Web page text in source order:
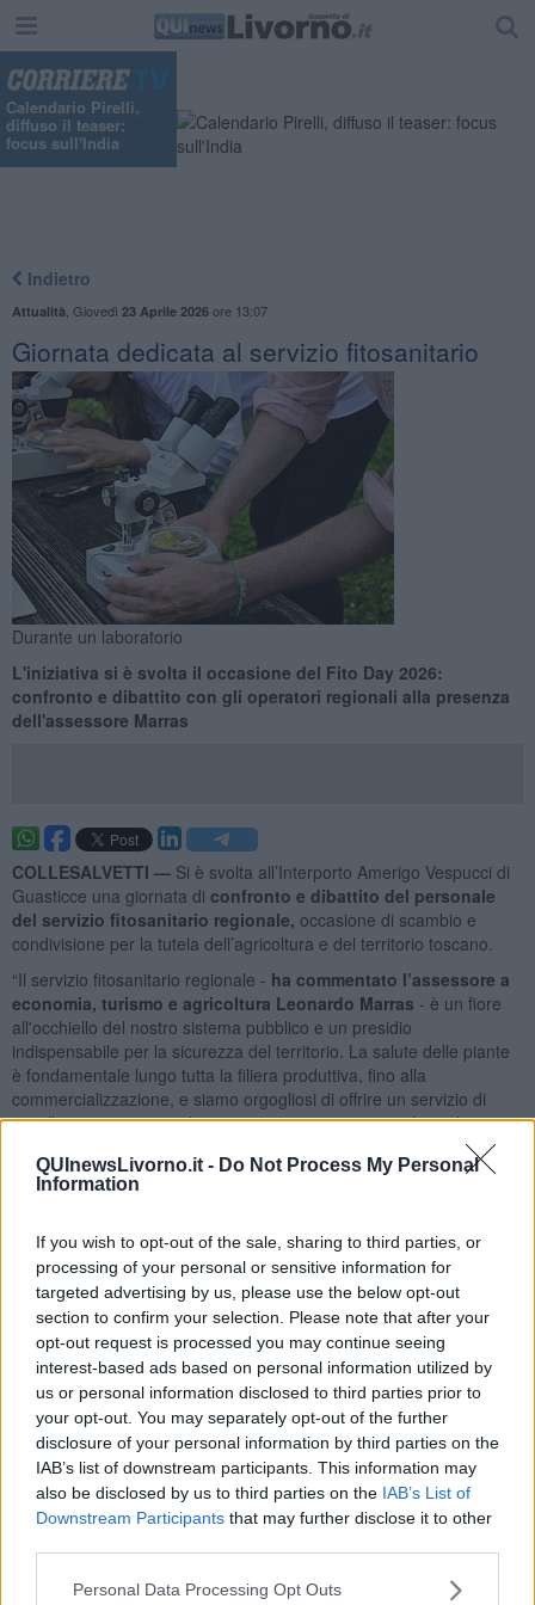
QUInewsLivorno.it - Do Not Process My Personal
Information
If you wish to opt-out of the sale, sharing to third parties, or
processing of your personal or sensitive information for
targeted advertising by us, please use the below opt-out
section to confirm your selection. Please note that after your
opt-out request is processed you may continue seeing
interest-based ads based on personal information utilized by
us or personal information disclosed to third parties prior to
your opt-out. You may separately opt-out of the further
disclosure of your personal information by third parties on the
IAB’s list of downstream participants. This information may
also be disclosed by us to third parties on the IAB’s List of
Downstream Participants that may further disclose it to other
Personal Data Processing Opt Outs
Calendario Pirelli,
diffuso il teaser:
focus sull'India
Indietro
Attualità Giovedì 23 Aprile 2026ore 13:07
Giornata dedicata al servizio fitosanitario
Durante un laboratorio
L'iniziativa si è svolta il occasione del Fito Day 2026:
confronto e dibattito con gli operatori regionali alla presenza
dell'assessore Marras
COLLESALVETTI — Si è svolta all’Interporto Amerigo Vespucci di
Guasticce una giornata di confronto e dibattito del personale
del servizio fitosanitario regionale, occasione di scambio e
condivisione per la tutela dell’agricoltura e del territorio toscano.
“Il servizio fitosanitario regionale - ha commentato l’assessore a
economia, turismo e agricoltura Leonardo Marras - è un fiore
all'occhiello del nostro sistema pubblico e un presidio
indispensabile per la sicurezza del territorio. La salute delle piante
è fondamentale lungo tutta la filiera produttiva, fino alla
commercializzazione, e siamo orgogliosi di offrire un servizio di
eccellenza a supporto di questo sistema economico. Lo sviluppo
del settore fitosanitario è una sfida fondamentale, per questo ci
impegniamo a innalzare il livello della risposta pubblica,
sviluppando un rapporto proficuo tra pubblico e privato”.
Nel corso dell’incontro è stato fatto il quadro sulle forze in campo e
sull’attività condotta. Ecco qualche dato emerso.
personale ispettivo è composto da 36 ispettori fitosanitari e
3 tecnici, 8 gli addetti ai laboratori.
Le attività vanno da quelle
istituzionali e di vigilanza al monitoraggio, dal controllo dei vivai a
quello dell’importazione di piante.
Il servizio, ogni anno, redige un rapporto annuale delle attività,
sunto delle azioni effettuate a tutela del territorio e della produzione
2342 le comunicazioni e le istanze al RUOP (Registro Ufficiale degli
Operatori Professionali), 2328 gli operatori registrati e operanti in